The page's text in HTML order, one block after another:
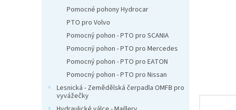
Pomocné pohony Hydrocar
PTO pro Volvo
Pomocný pohon - PTO pro SCANIA
Pomocný pohon - PTO pro Mercedes
Pomocný pohon - PTO pro EATON
Pomocný pohon - PTO pro Nissan
Lesnická - Zemědělská čerpadla OMFB pro
vyvážečky